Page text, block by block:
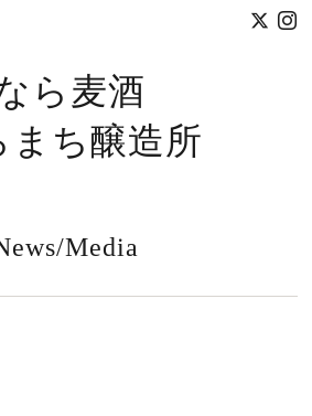
ら麦酒
まち醸造所
Media